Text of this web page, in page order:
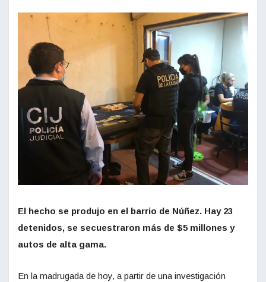
El hecho se produjo en el barrio de Núñez. Hay 23
detenidos, se secuestraron más de $5 millones y
autos de alta gama.
En la madrugada de hoy, a partir de una investigación